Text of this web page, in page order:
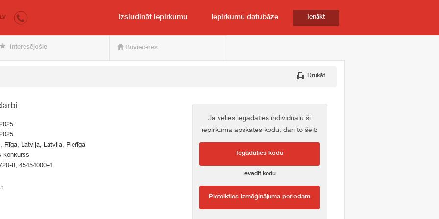
pircējam un pārdevējam
LV Izsludināt iepirkumu Iepirkumu datubāze Ienākt
Interesējošie Būvieceres
Drukāt
Rīga, Latvija, Latvija, Pierīga
konkurss
8, 45454000-4
Ja vēlies iegādāties individuālu šī
iepirkuma apskates kodu, dari to šeit:
Iegādāties kodu
Ievadīt kodu
Pieteikties izmēģinājuma periodam